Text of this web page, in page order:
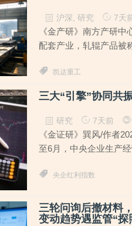
沪深 研究 7天
《金产研》南方产研
配套产业，轧辊产品被
凯达重工
三大“引擎”协同共
研究 7天前
《金证研》巽风/作者
至6月，中央企业生产
央企红利指数
三轮问询后撤材料
变动趋势遇监管“探